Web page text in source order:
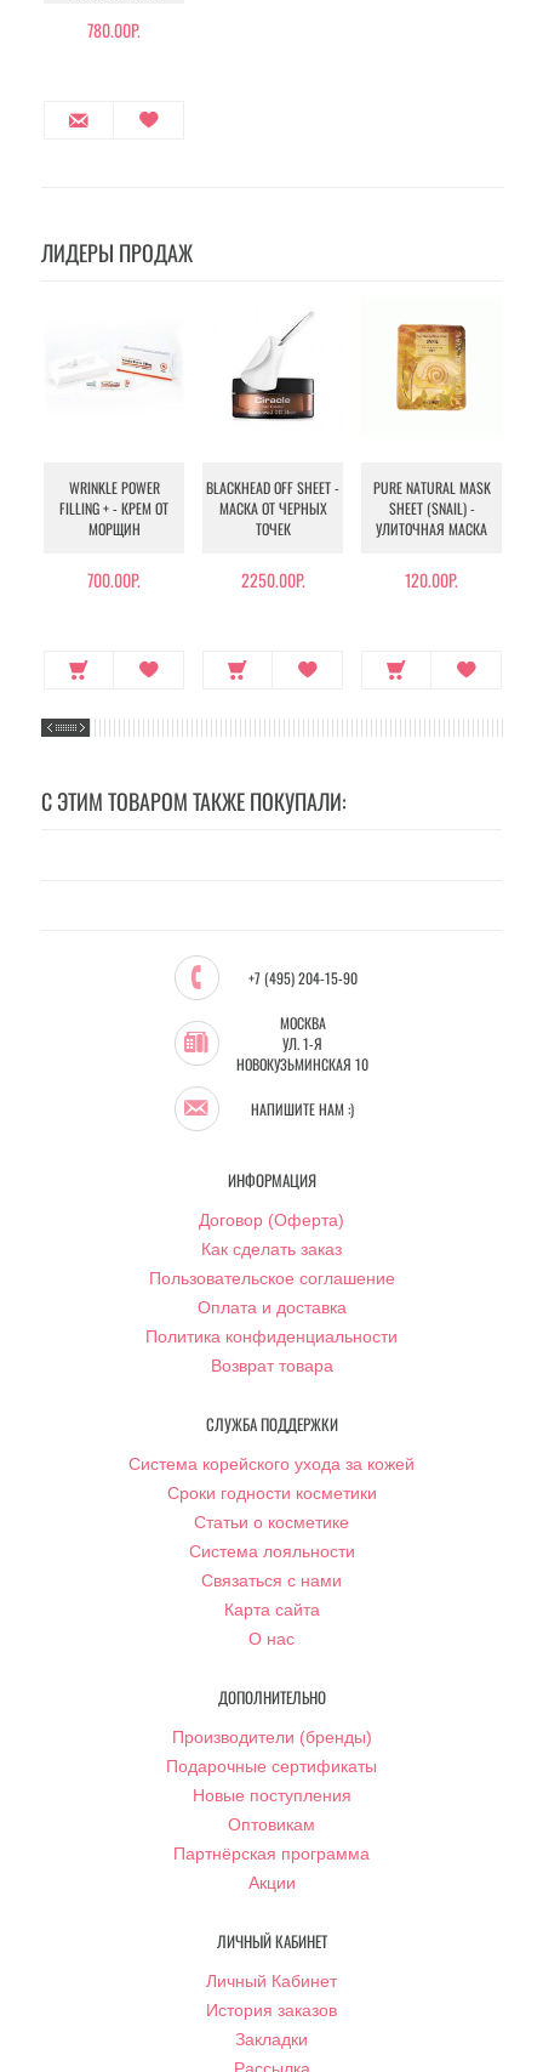
780.00Р.
ЛИДЕРЫ ПРОДАЖ
WRINKLE POWER
FILLING + - КРЕМ ОТ
МОРЩИН
700.00Р.
BLACKHEAD OFF SHEET -
МАСКА ОТ ЧЕРНЫХ
ТОЧЕК
2250.00Р.
PURE NATURAL MASK
SHEET (SNAIL) -
УЛИТОЧНАЯ МАСКА
120.00Р.
С ЭТИМ ТОВАРОМ ТАКЖЕ ПОКУПАЛИ:
+7 (495) 204-15-90
МОСКВА
УЛ. 1-Я
НОВОКУЗЬМИНСКАЯ 10
НАПИШИТЕ НАМ :)
ИНФОРМАЦИЯ
Договор (Оферта)
Как сделать заказ
Пользовательское соглашение
Оплата и доставка
Политика конфиденциальности
Возврат товара
СЛУЖБА ПОДДЕРЖКИ
Система корейского ухода за кожей
Сроки годности косметики
Статьи о косметике
Система лояльности
Связаться с нами
Карта сайта
О нас
ДОПОЛНИТЕЛЬНО
Производители (бренды)
Подарочные сертификаты
Новые поступления
Оптовикам
Партнёрская программа
Акции
ЛИЧНЫЙ КАБИНЕТ
Личный Кабинет
История заказов
Закладки